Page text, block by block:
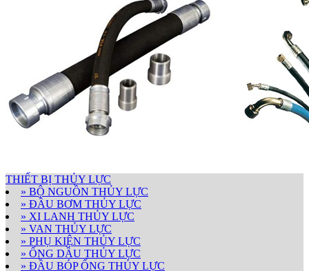
THIẾT BỊ THỦY LỰC
» BỘ NGUỒN THỦY LỰC
» ĐẦU BƠM THỦY LỰC
» XI LANH THỦY LỰC
» VAN THỦY LỰC
» PHỤ KIỆN THỦY LỰC
» ỐNG DẦU THỦY LỰC
» ĐẦU BÓP ỐNG THỦY LỰC